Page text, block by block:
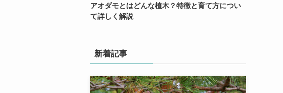
アオダモとはどんな植木？特徴と育て方につい
て詳しく解説
新着記事